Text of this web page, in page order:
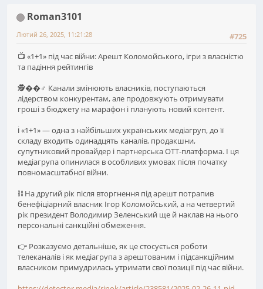
Roman3101
#725
Лютий 26, 2025, 11:21:28
📺 «1+1» під час війни: Арешт Коломойського, ігри з власністю
та падіння рейтингів
🕵��♂️ Канали змінюють власників, поступаються
лідерством конкурентам, але продовжують отримувати
гроші з бюджету на марафон і планують новий контент.
ℹ️ «1+1» — одна з найбільших українських медіагруп, до її
складу входить одинадцять каналів, продакшни,
супутниковий провайдер і партнерська ОТТ-платформа. І ця
медіагрупа опинилася в особливих умовах після початку
повномасштабної війни.
⛓️ На другий рік після вторгнення під арешт потрапив
бенефіціарний власник Ігор Коломойський, а на четвертий
рік президент Володимир Зеленський ще й наклав на нього
персональні санкційні обмеження.
👉 Розказуємо детальніше, як це стосується роботи
телеканалів і як медіагрупа з арештованим і підсанкційним
власником примудрилась утримати свої позиції під час війни.